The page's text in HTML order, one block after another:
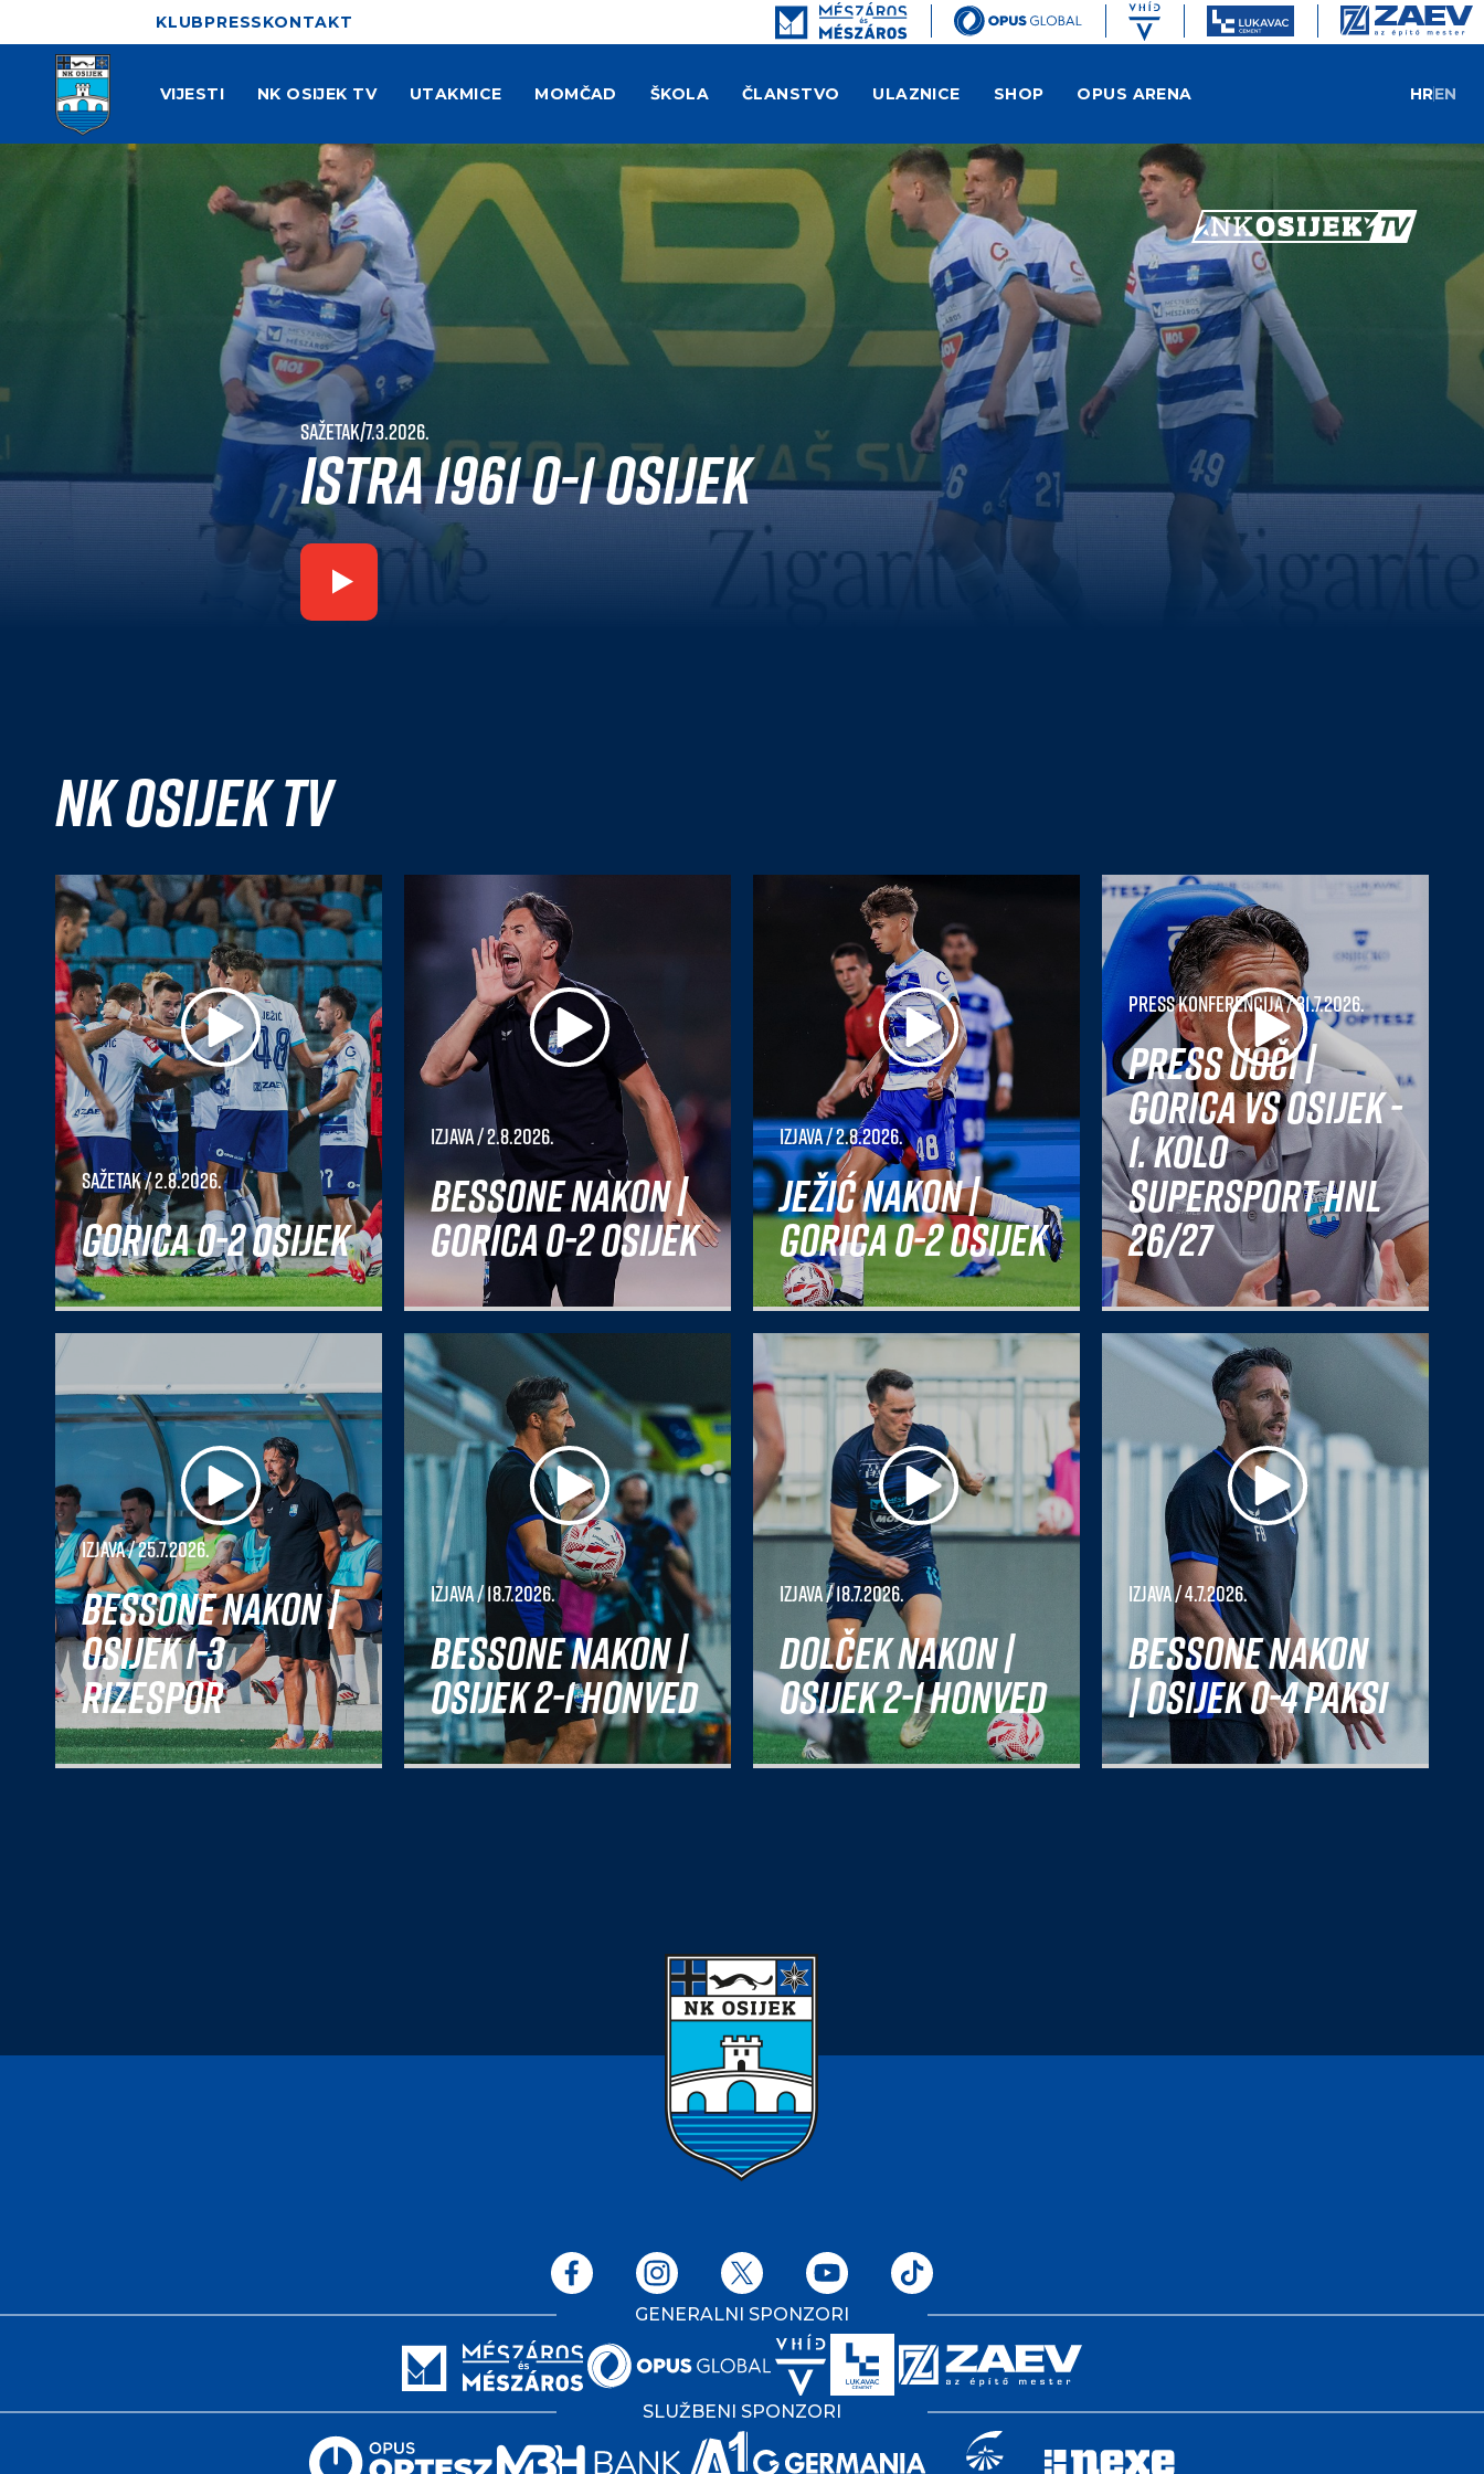
KLUBPRESSKONTAKT
VIJESTI NK OSIJEK TV UTAKMICE MOMČAD ŠKOLA ČLANSTVO ULAZNICE SHOP OPUS ARENA HREN
Sažetak|7.3.2026.
Istra 1961 0-1 Osijek
NK Osijek TV
Sažetak/ 2.8.2026.
Gorica 0-2 Osijek
Izjava/ 2.8.2026.
Bessone nakon |
Gorica 0-2 Osijek
Izjava/ 2.8.2026.
Ježić nakon |
Gorica 0-2 Osijek
Press konferencija/ 31.7.2026.
Press uoči |
Gorica vs Osijek -
1. kolo
SuperSport HNL
26/27
Izjava/ 25.7.2026.
Bessone nakon |
Osijek 1-3
Rizespor
Izjava/ 18.7.2026.
Bessone nakon |
Osijek 2-1 Honved
Izjava/ 18.7.2026.
Dolček nakon |
Osijek 2-1 Honved
Izjava/ 4.7.2026.
Bessone nakon
| Osijek 0-4 Paksi
GENERALNI SPONZORI
SLUŽBENI SPONZORI